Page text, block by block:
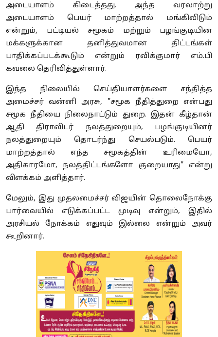
அடையாளம் கிடைத்தது. அந்த வரலாற்று
அடையாளம் பெயர் மாற்றத்தால் மங்கிவிடும்
என்றும், பட்டியல் சமூகம் மற்றும் பழங்குடியின
மக்களுக்கான தனித்துவமான திட்டங்கள்
பாதிக்கப்படக்கூடும் என்றும் ரவிக்குமார் எம்.பி
கவலை தெரிவித்துள்ளார்.
இந்த நிலையில் செய்தியாளர்களை சந்தித்த
அமைச்சர் வன்னி அரசு, "சமூக நீதித்துறை என்பது
சமூக நீதியை நிலைநாட்டும் துறை. இதன் கீழ்தான்
ஆதி திராவிடர் நலத்துறையும், பழங்குடியினர்
நலத்துறையும் தொடர்ந்து செயல்படும். பெயர்
மாற்றத்தால் எந்த சமூகத்தின் உரிமையோ,
அதிகாரமோ, நலத்திட்டங்களோ குறையாது" என்று
விளக்கம் அளித்தார்.
மேலும், இது முதலமைச்சர் விஜயின் தொலைநோக்கு
பார்வையில் எடுக்கப்பட்ட முடிவு என்றும், இதில்
அரசியல் நோக்கம் எதுவும் இல்லை என்றும் அவர்
கூறினார்.